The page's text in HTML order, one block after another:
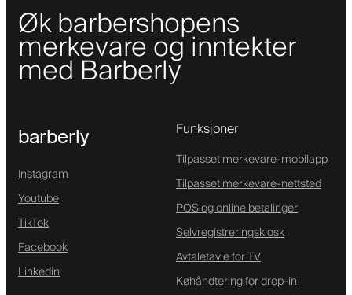
Øk barbershopens
merkevare og inntekter
med Barberly
barberly
Instagram
Youtube
TikTok
Facebook
Linkedin
Funksjoner
Tilpasset merkevare-mobilapp
Tilpasset merkevare-nettsted
POS og online betalinger
Selvregistreringskiosk
Avtaletavle for TV
Køhåndtering for drop-in